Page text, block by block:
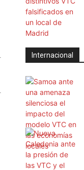
Internacional